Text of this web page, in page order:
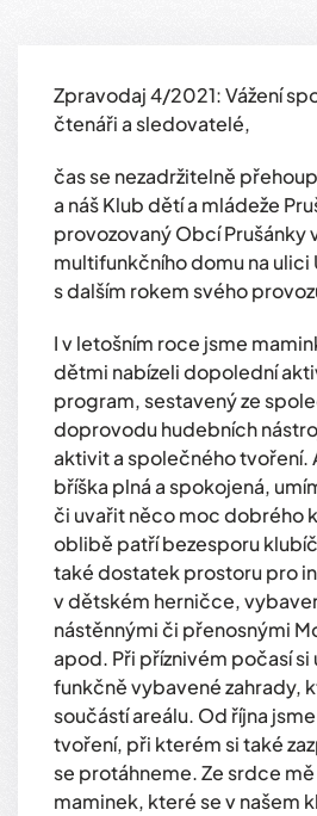
Zpravodaj 4/2021: Vážení
čtenáři a sledovatelé,
čas se nezadržitelně
a náš Klub dětí a mládeže
provozovaný Obcí Prušánky
multifunkčního domu na ulici
s dalším rokem svého
I v letošním roce jsme
dětmi nabízeli dopolední
program, sestavený ze
doprovodu hudebních
aktivit a společného tvoření.
bříška plná a spokojená,
či uvařit něco moc dobrého
oblibě patří bezesporu
také dostatek prostoru pro
v dětském herničce,
nástěnnými či přenosnými
apod. Při příznivém počasí si
funkčně vybavené zahrady,
součástí areálu. Od října
tvoření, při kterém si také
se protáhneme. Ze srdce mě
maminek, které se v našem